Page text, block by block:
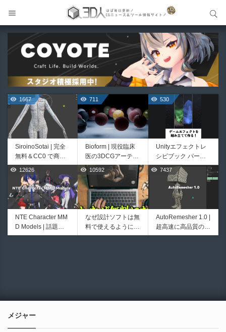
1667
SiroinoSotai | 完全
無料＆CC0 で商用
利用OKなVRChat向
け共通素体3Dモデ
ルが正式リリース！
程よいポリ数＆トポ
ロジーにも注目！
711
Bioform | 現役臨床
医の3DCGアーティ
ストが実際の解剖学
に基づいて構築した
プロシージャルな生
物学的Blenderマテ
リアルアセットアド
オン！無料お試し版
もあるよ！
530
Unityエフェクトレ
シピブック パーツ
を組み合わせて作れ
る | ktk.kumamoto氏
によるUnity向けエ
フェクト教本が202
6年7月13日に発
売！
444
HeyGears G1 | 世界
初のデスクトップ型
フルカラー3D＆UV
426
Directive Utilities |
ブループリントライ
ブラリやエディタス
12626
NTE Character MM
D Models | 話題の
ゲーム『NTE（Nev
10592
なぜ設計ソフトは無
料で使えるようにな
ったのか──3D-CA
7437
AutoRemesher 1.0 |
超高速に高品質のク
ワッドポリゴンでリ
能な伸縮式ライトセ
ーバーの開発メイキ
nderのドキュメン
メジャー
サイト内検索